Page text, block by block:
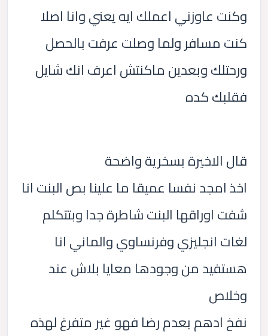
وكنت عاوزني اعملك ايه يعني وانا اصلا
كنت مسافر ولما وصلت عرفت بالحصل
ورحتلك وبعدين ماكنتش اعرف انك شايل
فقلبك كده
قال الاخيرة بسخرية واضحة
اخذ امجد نفسا عميقا ما علينا بص البنت انا
شفت اوراقها البنت شاطرة جدا وبتتكلم
لغات انجليزي وفرنساوي والماني انا
هستفيد من وجودها معايا بلاش عند
وخلاص
نفخ ادهم بعدم رضا فهو غير متفرغ لهذه